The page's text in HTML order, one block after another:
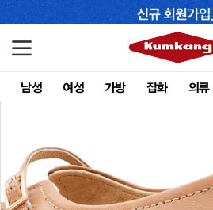
남성 여성 가방 잡화 의류